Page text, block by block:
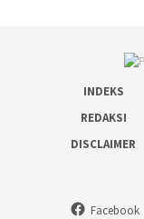
INDEKS
REDAKSI
DISCLAIMER
Facebook